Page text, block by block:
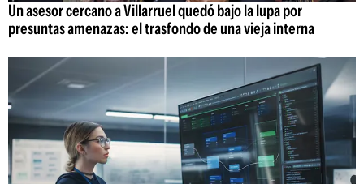
Un asesor cercano a Villarruel quedó bajo la lupa por
presuntas amenazas: el trasfondo de una vieja interna